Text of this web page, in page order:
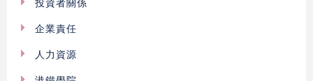
投資者關係
企業責任
人力資源